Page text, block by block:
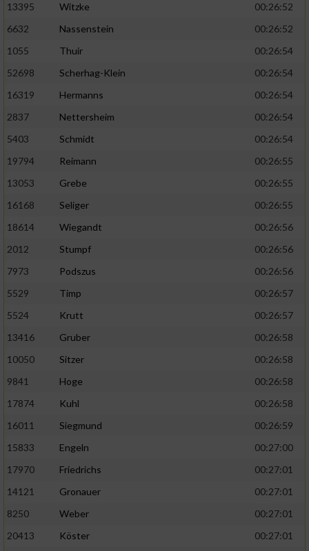
13395
Witzke
00:26:52
6632
Nassenstein
00:26:52
1055
Thuir
00:26:54
52698
Scherhag-Klein
00:26:54
16319
Hermanns
00:26:54
2837
Nettersheim
00:26:54
5403
Schmidt
00:26:54
19794
Reimann
00:26:55
13053
Grebe
00:26:55
16168
Seliger
00:26:55
18614
Wiegandt
00:26:56
2012
Stumpf
00:26:56
7973
Podszus
00:26:56
5529
Timp
00:26:57
5524
Krutt
00:26:57
13416
Gruber
00:26:58
10050
Sitzer
00:26:58
9841
Hoge
00:26:58
17874
Kuhl
00:26:58
16011
Siegmund
00:26:59
15833
Engeln
00:27:00
17970
Friedrichs
00:27:01
14121
Gronauer
00:27:01
8250
Weber
00:27:01
20413
Köster
00:27:01